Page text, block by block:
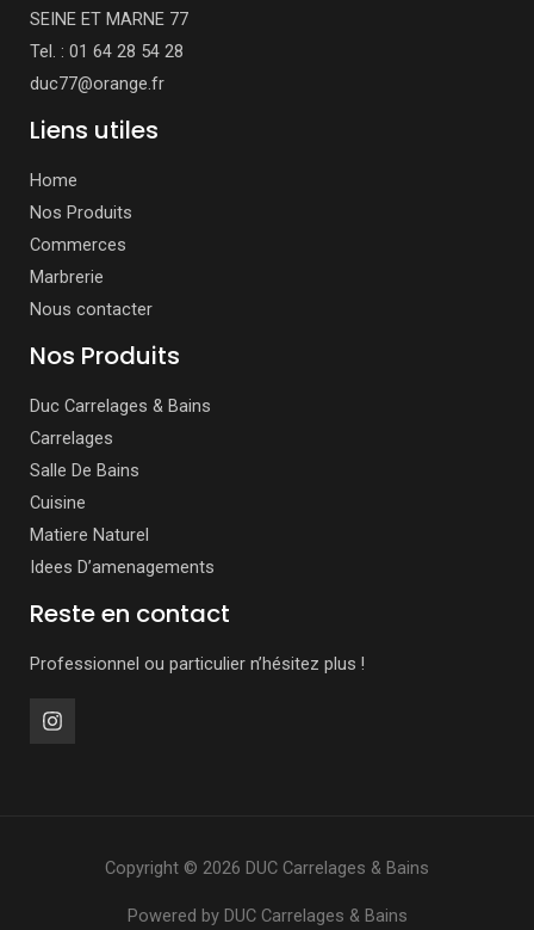
SEINE ET MARNE 77
Tel. : 01 64 28 54 28
duc77@orange.fr
Liens utiles
Home
Nos Produits
Commerces
Marbrerie
Nous contacter
Nos Produits
Duc Carrelages & Bains
Carrelages
Salle De Bains
Cuisine
Matiere Naturel
Idees D’amenagements
Reste en contact
Professionnel ou particulier n’hésitez plus !
Copyright © 2026 DUC Carrelages & Bains
Powered by DUC Carrelages & Bains